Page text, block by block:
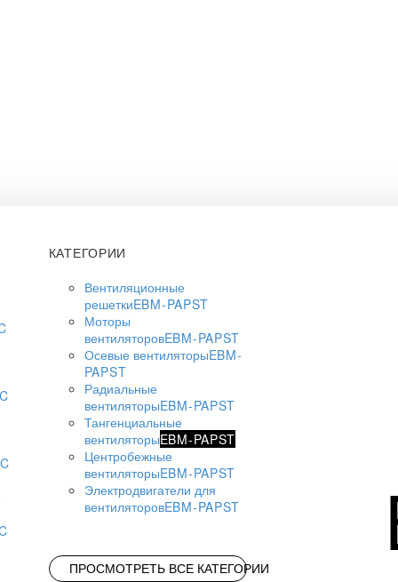
КАТЕГОРИИ
Вентиляционные
решеткиEBM-PAPST
Моторы
вентиляторовEBM-PAPST
Осевые вентиляторыEBM-
PAPST
Радиальные
вентиляторыEBM-PAPST
Тангенциальные
вентиляторыEBM-PAPST
Центробежные
вентиляторыEBM-PAPST
Электродвигатели для
вентиляторовEBM-PAPST
ПРОСМОТРЕТЬ ВСЕ КАТЕГОРИИ